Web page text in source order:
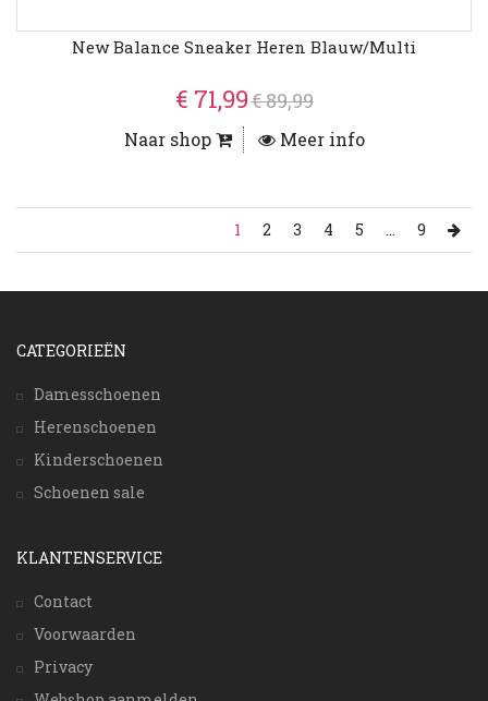
New Balance Sneaker Heren Blauw/Multi
€ 71,99€ 89,99
Naar shop Meer info
1 2 3 4 5 ... 9
CATEGORIEËN
Damesschoenen
Herenschoenen
Kinderschoenen
Schoenen sale
KLANTENSERVICE
Contact
Voorwaarden
Privacy